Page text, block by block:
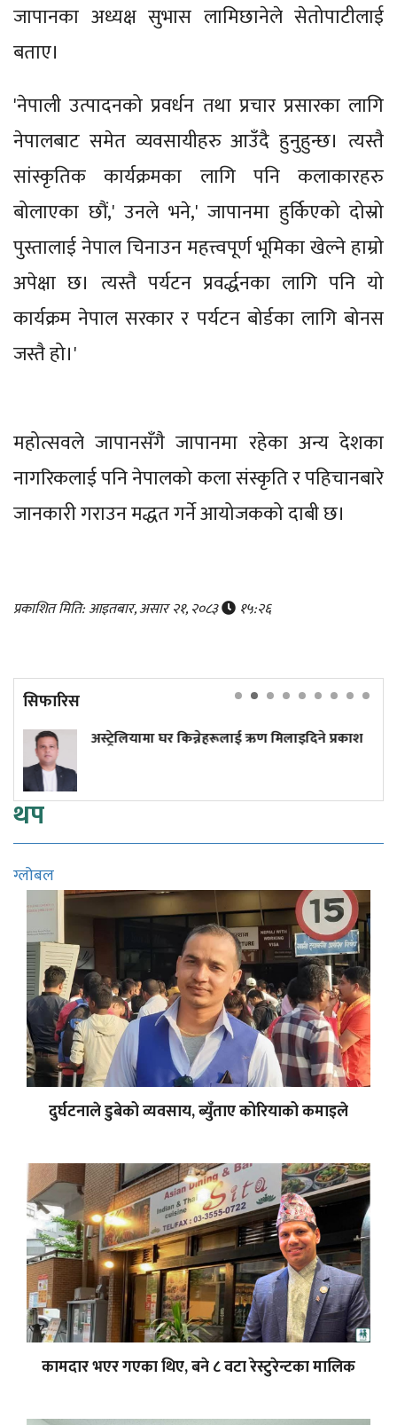
जापानका अध्यक्ष सुभास लामिछानेले सेतोपाटीलाई
बताए।
'नेपाली उत्पादनको प्रवर्धन तथा प्रचार प्रसारका लागि
नेपालबाट समेत व्यवसायीहरु आउँदै हुनुहुन्छ। त्यस्तै
सांस्कृतिक कार्यक्रमका लागि पनि कलाकारहरु
बोलाएका छौं,' उनले भने,' जापानमा हुर्किएको दोस्रो
पुस्तालाई नेपाल चिनाउन महत्त्वपूर्ण भूमिका खेल्ने हाम्रो
अपेक्षा छ। त्यस्तै पर्यटन प्रवर्द्धनका लागि पनि यो
कार्यक्रम नेपाल सरकार र पर्यटन बोर्डका लागि बोनस
जस्तै हो।'
महोत्सवले जापानसँगै जापानमा रहेका अन्य देशका
नागरिकलाई पनि नेपालको कला संस्कृति र पहिचानबारे
जानकारी गराउन मद्धत गर्ने आयोजकको दाबी छ।
प्रकाशित मिति: आइतबार, असार २१, २०८३ १५:२६
सिफारिस
घर किन्नेहरूलाई ऋण मिलाइदिने प्रकाश
थप
ग्लोबल
दुर्घटनाले डुबेको व्यवसाय, ब्युँताए कोरियाको कमाइले
कामदार भएर गएका थिए, बने ८ वटा रेस्टुरेन्टका मालिक